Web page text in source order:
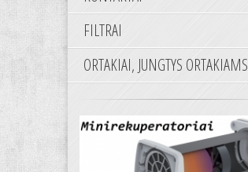
FILTRAI
ORTAKIAI, JUNGTYS ORTAKIAMS